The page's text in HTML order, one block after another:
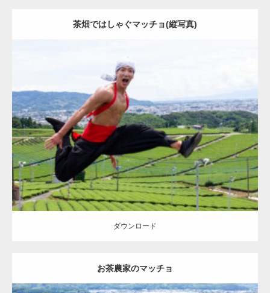
茶畑ではしゃぐマッチョ(縦写真)
Update:2023.02.11
Category:茶畑のマッチョ その他 AKIHITO(細マッチョ) 八女 (福岡)
ダウンロード
ダウンロード
お茶農家のマッチョ